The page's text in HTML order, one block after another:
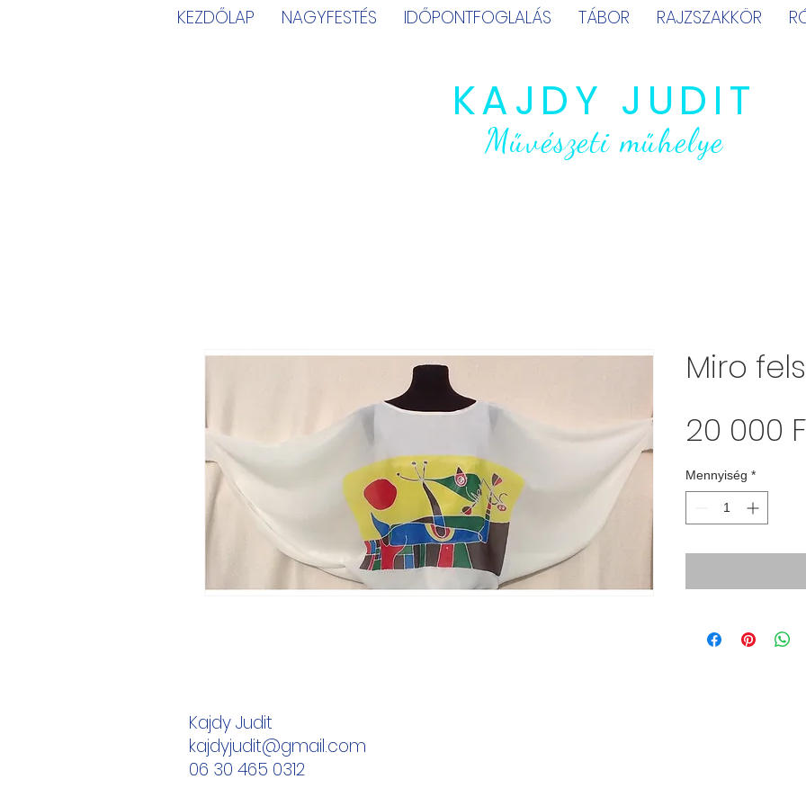
KEZDŐLAP NAGYFESTÉS IDŐPONTFOGLALÁS TÁBOR RAJZSZAKKÖR
KAJDY JUDIT
Művészeti műhelye
Miro
20 000
Mennyiség *
Kajdy Judit
kajdyjudit@gmail.com
06 30 465 0312